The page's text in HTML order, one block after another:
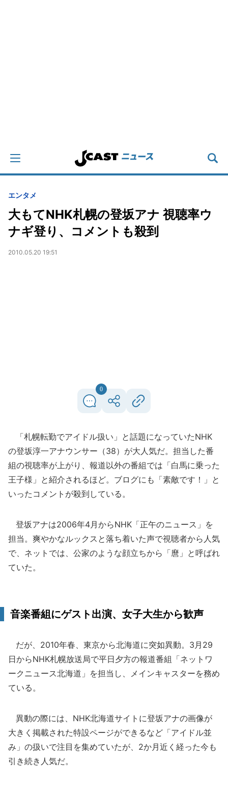
エンタメ
大もてNHK札幌の登坂アナ 視聴率ウ
ナギ登り、コメントも殺到
2010.05.20 19:51
0
「札幌転勤でアイドル扱い」と話題になっていたNHK
の登坂淳一アナウンサー（38）が大人気だ。担当した番
組の視聴率が上がり、報道以外の番組では「白馬に乗った
王子様」と紹介されるほど。ブログにも「素敵です！」と
いったコメントが殺到している。
登坂アナは2006年4月からNHK「正午のニュース」を
担当。爽やかなルックスと落ち着いた声で視聴者から人気
で、ネットでは、公家のような顔立ちから「麿」と呼ばれ
ていた。
音楽番組にゲスト出演、女子大生から歓声
だが、2010年春、東京から北海道に突如異動。3月29
日からNHK札幌放送局で平日夕方の報道番組「ネットワ
ークニュース北海道」を担当し、メインキャスターを務め
ている。
異動の際には、NHK北海道サイトに登坂アナの画像が
大きく掲載された特設ページができるなど「アイドル並
み」の扱いで注目を集めていたが、2か月近く経った今も
引き続き人気だ。